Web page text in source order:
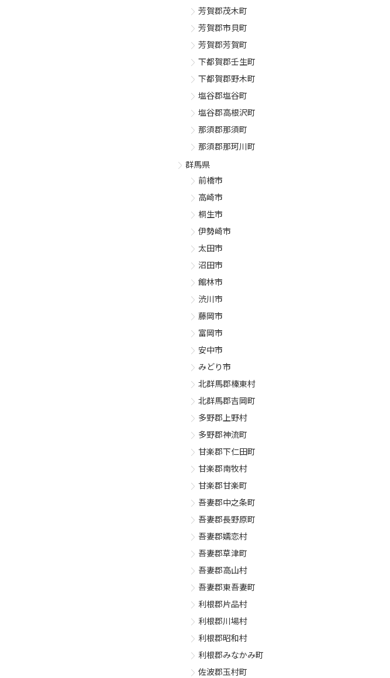
芳賀郡茂木町
芳賀郡市貝町
芳賀郡芳賀町
下都賀郡壬生町
下都賀郡野木町
塩谷郡塩谷町
塩谷郡高根沢町
那須郡那須町
那須郡那珂川町
群馬県
前橋市
高崎市
桐生市
伊勢崎市
太田市
沼田市
館林市
渋川市
藤岡市
富岡市
安中市
みどり市
北群馬郡榛東村
北群馬郡吉岡町
多野郡上野村
多野郡神流町
甘楽郡下仁田町
甘楽郡南牧村
甘楽郡甘楽町
吾妻郡中之条町
吾妻郡長野原町
吾妻郡嬬恋村
吾妻郡草津町
吾妻郡高山村
吾妻郡東吾妻町
利根郡片品村
利根郡川場村
利根郡昭和村
利根郡みなかみ町
佐波郡玉村町